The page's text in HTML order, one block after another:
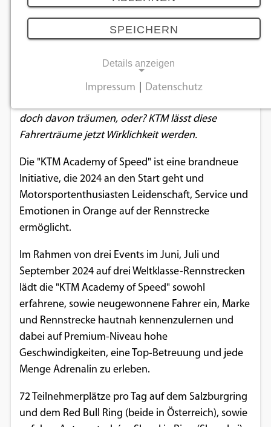
14.12.2023
Nur wenige kommen in den Genuss, die volle
Power eines Sportbikes auf einer hochmodernen
doch davon träumen, oder? KTM lässt diese
Fahrerträume jetzt Wirklichkeit werden.
Die "KTM Academy of Speed" ist eine brandneue
Initiative, die 2024 an den Start geht und
Motorsportenthusiasten Leidenschaft, Service und
Emotionen in Orange auf der Rennstrecke
ermöglicht.
Im Rahmen von drei Events im Juni, Juli und
September 2024 auf drei Weltklasse-Rennstrecken
lädt die "KTM Academy of Speed" sowohl
erfahrene, sowie neugewonnene Fahrer ein, Marke
und Rennstrecke hautnah kennenzulernen und
dabei auf Premium-Niveau hohe
Geschwindigkeiten, eine Top-Betreuung und jede
Menge Adrenalin zu erleben.
72 Teilnehmerplätze pro Tag auf dem Salzburgring
und dem Red Bull Ring (beide in Österreich), sowie
SPEICHERN
Details anzeigen
Notwendige Cookies ermöglichen
grundlegende Funktionen und sind für die
Einverständnis-Cookie
Name:
Zweck:
Dieser Cookie speichert die ausgewählten
Einverständnis-Optionen des Benutzers
Cookie Laufzeit:
1 Jahr
EXTERNE MEDIEN
Um Inhalte von Videoplattformen und
Impressum Datenschutz